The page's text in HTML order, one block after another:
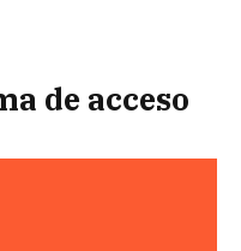
de acceso